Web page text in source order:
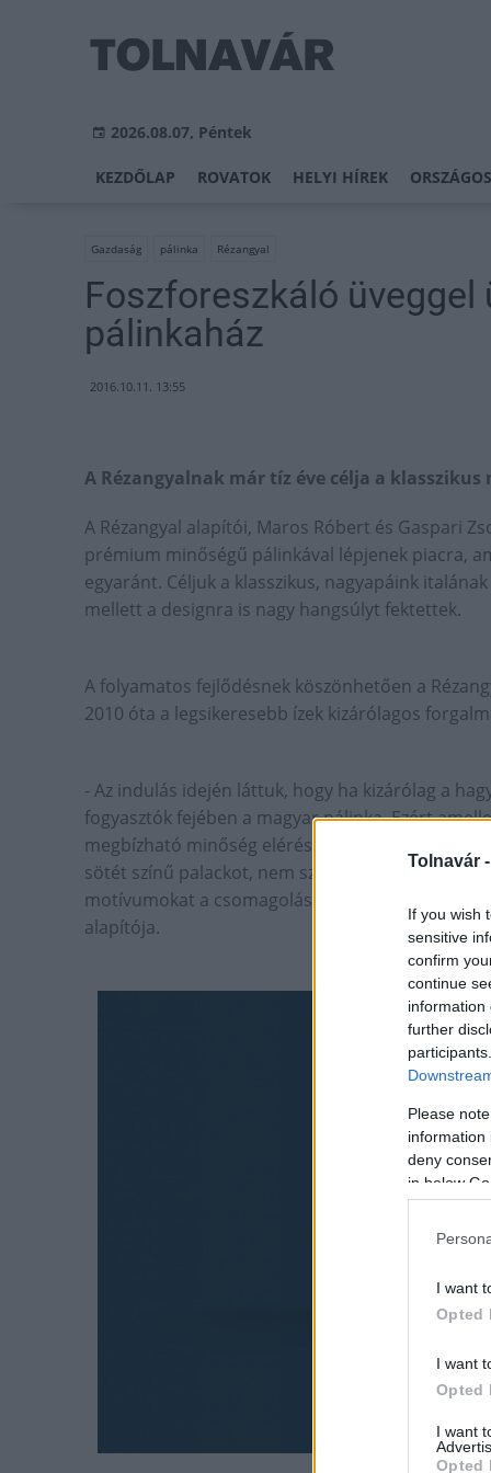
Tolnavár -
If you wish
sensitive
confirm
continue
information
further
Please
information
deny
in below
I want
Opted
I want
Opted
I want
Opted
2026.08.07, Péntek
KEZDŐLAP ROVATOK HELYI HÍREK
Gazdaság pálinka Rézangyal
Foszforeszkáló üveggel
pálinkaház
2016.10.11. 13:55
A Rézangyalnak már tíz éve célja a
A Rézangyal alapítói, Maros Róbert és Gaspari
prémium minőségű pálinkával lépjenek piacra,
egyaránt. Céljuk a klasszikus, nagyapáink
mellett a designra is nagy hangsúlyt fektettek.
A folyamatos fejlődésnek köszönhetően a
2010 óta a legsikeresebb ízek kizárólagos
- Az indulás idején láttuk, hogy ha kizárólag a
fogyasztók fejében a magyar pálinka. Ezért
megbízható minőség elérésére, megpróbáltunk
sötét színű palackot, nem szerepeltettünk
motívumokat a csomagoláson – nyilatkozta az
alapítója.